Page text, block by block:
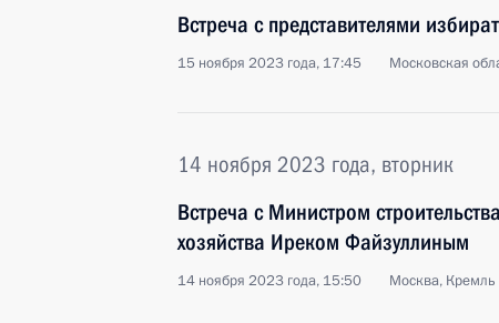
Встреча с представителями
15 ноября 2023 года, 17:45 Московская
14 ноября 2023 года, вторник
Встреча с Министром
хозяйства Иреком Файзуллиным
14 ноября 2023 года, 15:50 Москва, Кремль